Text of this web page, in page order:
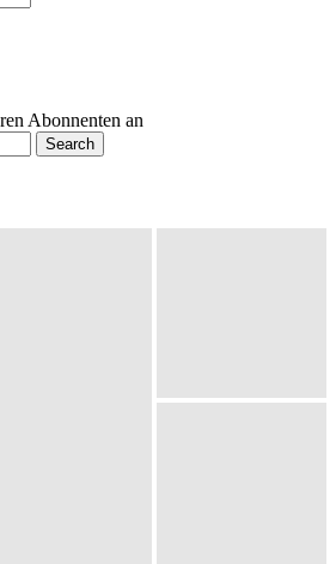
Abonnenten an